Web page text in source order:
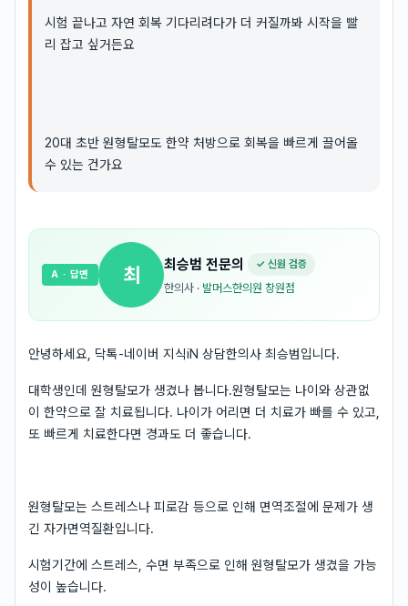
시험 끝나고 자연 회복 기다리려다가 더 커질까봐 시작을 빨
리 잡고 싶거든요
20대 초반 원형탈모도 한약 처방으로 회복을 빠르게 끌어올
수 있는 건가요
최 최승범 전문의 ✓ 신원 검증
한의사 · 발머스한의원 창원점
A · 답변
안녕하세요, 닥톡-네이버 지식iN 상담한의사 최승범입니다.
대학생인데 원형탈모가 생겼나 봅니다.원형탈모는 나이와 상관없
이 한약으로 잘 치료됩니다. 나이가 어리면 더 치료가 빠를 수 있고,
또 빠르게 치료한다면 경과도 더 좋습니다.
원형탈모는 스트레스나 피로감 등으로 인해 면역조절에 문제가 생
긴 자가면역질환입니다.
시험기간에 스트레스, 수면 부족으로 인해 원형탈모가 생겼을 가능
성이 높습니다.